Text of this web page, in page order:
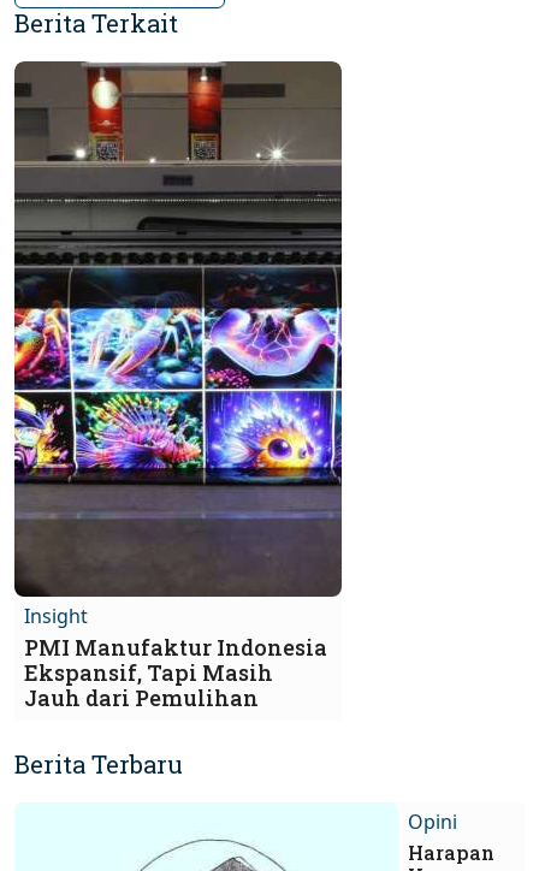
Berita Terkait
Insight
PMI Manufaktur Indonesia
Ekspansif, Tapi Masih
Jauh dari Pemulihan
Berita Terbaru
Opini
Harapan